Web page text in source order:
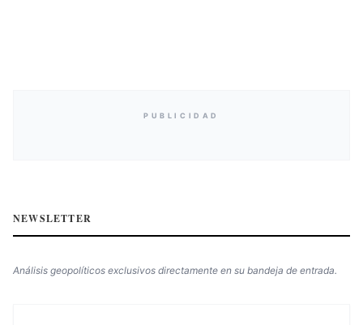
PUBLICIDAD
NEWSLETTER
Análisis geopolíticos exclusivos directamente en su bandeja de entrada.